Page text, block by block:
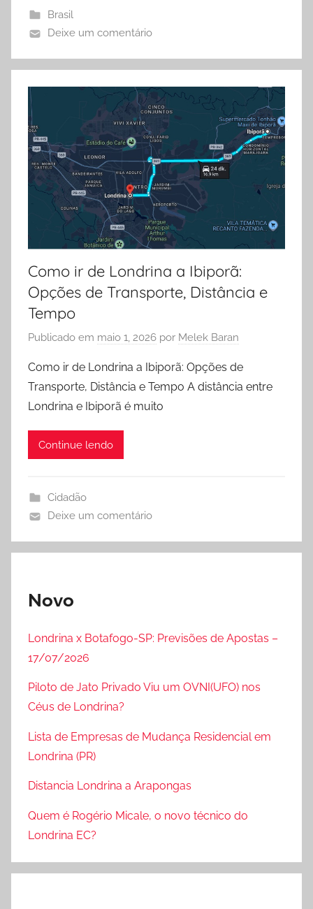
Brasil
Deixe um comentário
Como ir de Londrina a Ibiporã:
Opções de Transporte, Distância e
Tempo
Publicado em maio 1, 2026 por Melek Baran
Como ir de Londrina a Ibiporã: Opções de
Transporte, Distância e Tempo A distância entre
Londrina e Ibiporã é muito
Continue lendo
Cidadão
Deixe um comentário
Novo
Londrina x Botafogo-SP: Previsões de Apostas –
17/07/2026
Piloto de Jato Privado Viu um OVNI(UFO) nos
Céus de Londrina?
Lista de Empresas de Mudança Residencial em
Londrina (PR)
Distancia Londrina a Arapongas
Quem é Rogério Micale, o novo técnico do
Londrina EC?